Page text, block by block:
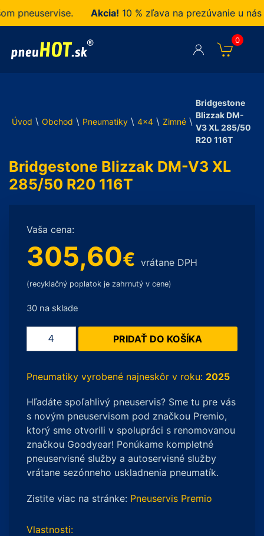
Akcia!10 % zľava na prezúvanie u nás
0
Úvod \ Obchod \ Pneumatiky \ 4x4 \ Zimné \
Bridgestone
Blizzak DM-
V3 XL 285/50
R20 116T
Bridgestone Blizzak DM-V3 XL
285/50 R20 116T
Vaša cena:
305,60€ vrátane DPH
(recyklačný poplatok je zahrnutý v cene)
30 na sklade
množstvo
Bridgestone
DM-
XL
285/50
R20
116T
PRIDAŤ DO KOŠÍKA
Pneumatiky vyrobené najneskôr v roku: 2025
Hľadáte spoľahlivý pneuservis? Sme tu pre vás
s novým pneuservisom pod značkou Premio,
ktorý sme otvorili v spolupráci s renomovanou
značkou Goodyear! Ponúkame kompletné
pneuservisné služby a autoservisné služby
vrátane sezónneho uskladnenia pneumatík.
Zistite viac na stránke: Pneuservis Premio
Vlastnosti: